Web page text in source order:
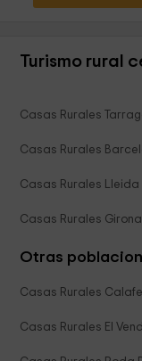
Turismo rural
Casas Rurales
Casas Rurales
Casas Rurales Lleida
Casas Rurales Girona
Otras
Casas Rurales Calafell
Casas Rurales El